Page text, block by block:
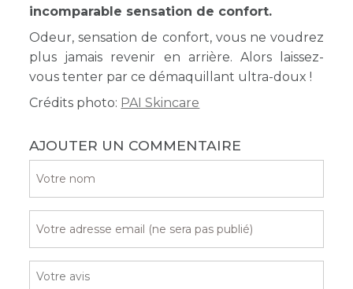
incomparable sensation de confort.
Odeur, sensation de confort, vous ne voudrez
plus jamais revenir en arrière. Alors laissez-
vous tenter par ce démaquillant ultra-doux !
Crédits photo: PAI Skincare
AJOUTER UN COMMENTAIRE